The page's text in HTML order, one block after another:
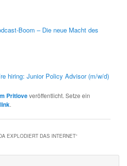
Boom – Die neue Macht des
hiring: Junior Policy Advisor (m/w/d)
Pritloveveröffentlicht. Setze ein
.
EXPLODIERT DAS INTERNET“